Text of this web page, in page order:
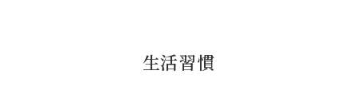
生活習慣